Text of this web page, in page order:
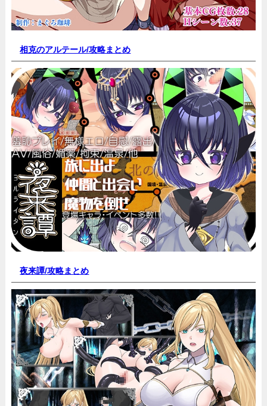
相克のアルテール/攻略まとめ
夜来譚/攻略まとめ